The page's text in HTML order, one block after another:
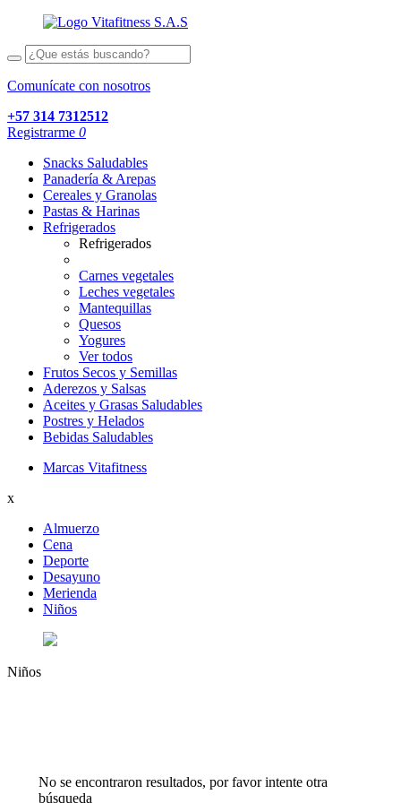
Comunícate con nosotros
+57 314 7312512
Registrarme 0
Snacks Saludables
Panadería & Arepas
Cereales y Granolas
Pastas & Harinas
Refrigerados
Refrigerados
Carnes vegetales
Leches vegetales
Mantequillas
Quesos
Yogures
Ver todos
Frutos Secos y Semillas
Aderezos y Salsas
Aceites y Grasas Saludables
Postres y Helados
Bebidas Saludables
Marcas Vitafitness
x
Almuerzo
Cena
Deporte
Desayuno
Merienda
Niños
Niños
No se encontraron resultados, por favor intente otra
búsqueda